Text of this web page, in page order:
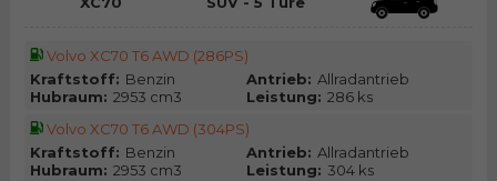
Volvo XC70 T6 AWD (286PS)
Kraftstoff: Benzin Antrieb: Allradantrieb
Hubraum: 2953 cm3 Leistung: 286 ks
Volvo XC70 T6 AWD (304PS)
Kraftstoff: Benzin Antrieb: Allradantrieb
Hubraum: 2953 cm3 Leistung: 304 ks